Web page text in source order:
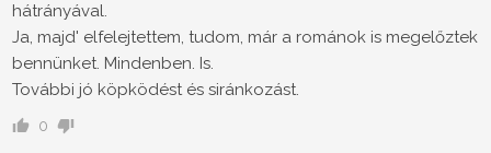
hátrányával.
Ja, majd' elfelejtettem, tudom, már a románok is megelőztek
bennünket. Mindenben. Is.
További jó köpködést és siránkozást.
0